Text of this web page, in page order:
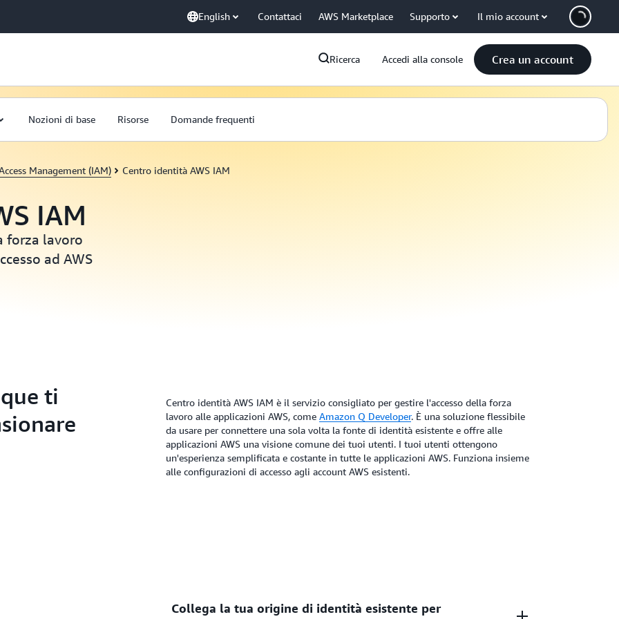
English Contattaci AWS Marketplace Supporto Il mio account
Ricerca Accedi alla console Crea un account
Nozioni di base Risorse Domande frequenti
Management (IAM) Centro identità AWS IAM
IAM
forza lavoro
ad AWS
ti
Centro identità AWS IAM è il servizio consigliato per gestire l'accesso della forza
lavoro alle applicazioni AWS, come Amazon Q Developer. È una soluzione flessibile
da usare per connettere una sola volta la fonte di identità esistente e offre alle
applicazioni AWS una visione comune dei tuoi utenti. I tuoi utenti ottengono
un'esperienza semplificata e costante in tutte le applicazioni AWS. Funziona insieme
alle configurazioni di accesso agli account AWS esistenti.
Collega la tua origine di identità esistente per